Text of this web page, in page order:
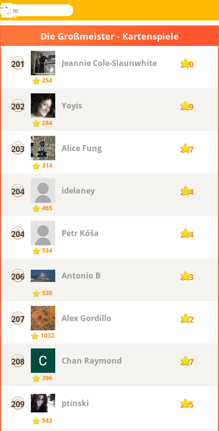
Novel
suche
Anmelden
Menü
Die Großmeister - Kartenspiele
201
254
Jeannie Cole-Slaunwhite 250
202
284
Yoyis 249
203
314
Alice Fung 247
204
465
idelaney 244
204
534
Petr Kóša 244
206
530
Antonio B 243
207
1032
Alex Gordillo 242
208
396
Chan Raymond 237
209
543
ptinski 235